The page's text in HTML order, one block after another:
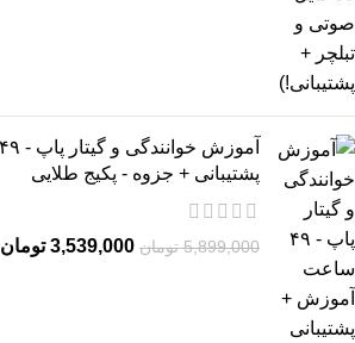
پشتیبانی + جزوه - پکیج طلایی
5,899,000 تومان 3,539,000 تومان